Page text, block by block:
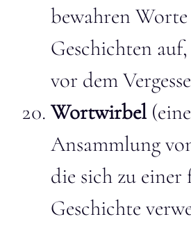
bewahren
Geschichten
vor dem
Wortwirbel (eine
Ansammlung
die sich zu einer
Geschichte